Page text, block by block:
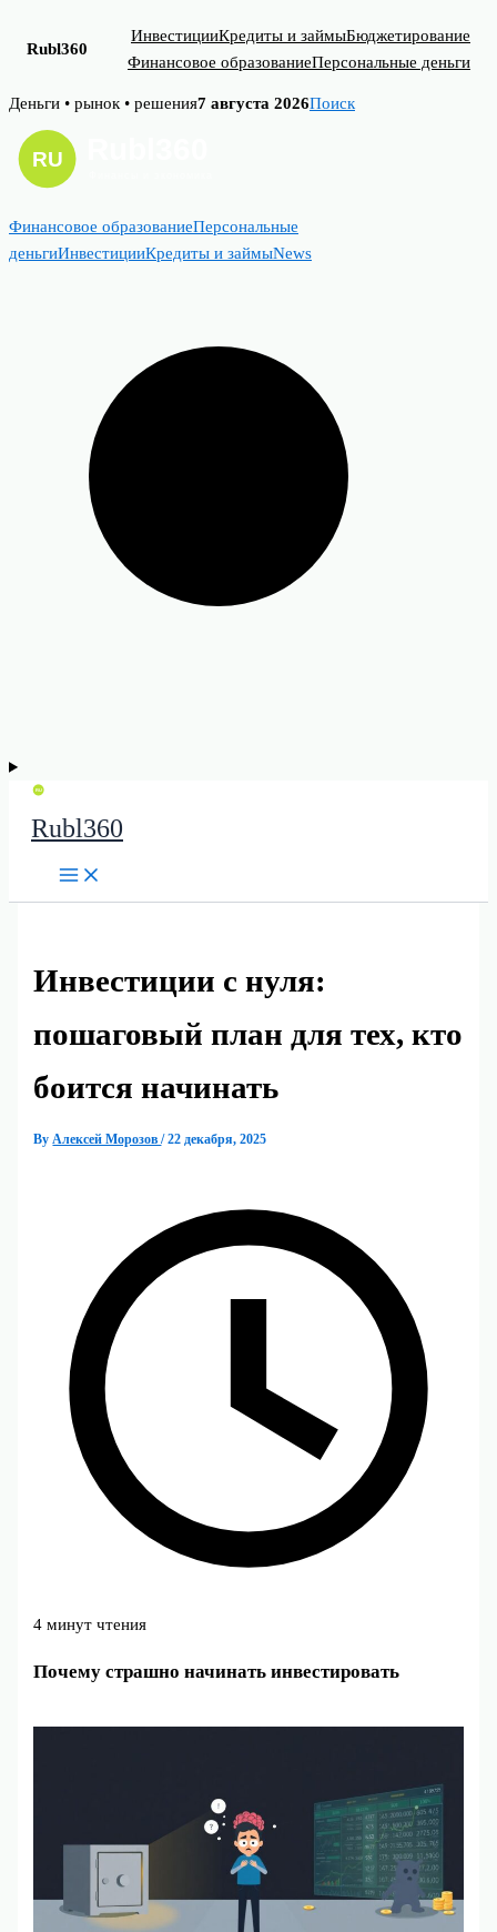
Rubl360
ИнвестицииКредиты и займыБюджетирование
Финансовое образованиеПерсональные деньги
Skip
content
Деньги • рынок • решения7 августа 2026Поиск
Финансовое образованиеПерсональные
деньгиИнвестицииКредиты и займыNews
Rubl360
Инвестиции с нуля:
пошаговый план для тех, кто
боится начинать
ByАлексей Морозов/22 декабря, 2025
4 минут чтения
Почему страшно начинать инвестировать